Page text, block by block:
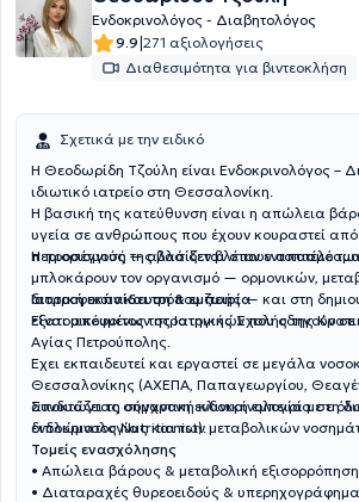
Ενδοκρινολόγος - Διαβητολόγος
9.9|271 αξιολογήσεις
Διαθεσιμότητα για βιντεοκλήση
Σχετικά με την ειδικό
Η Θεοδωρίδη Τζούλη είναι Ενδοκρινολόγος –
ιδιωτικό ιατρείο στη Θεσσαλονίκη.
Η βασική της κατεύθυνση είναι η απώλεια
υγεία σε ανθρώπους που έχουν κουραστεί από
περιορισμούς — αλλά δεν βλέπουν
Η προσέγγισή της βασίζεται στον εντοπισμό
μπλοκάρουν τον οργανισμό — ορμονικών,
διατροφικών και τρόπου ζωής — και στη
εξατομικευμένων στρατηγικών που οδηγούν
Iατρική εκπαίδευση & εμπειρία
Είναι απόφοιτος της Ιατρικής Σχολής της
Αγίας Πετρούπολης.
Έχει εκπαιδευτεί και εργαστεί σε μεγάλα
Θεσσαλονίκης (ΑΧΕΠΑ, Παπαγεωργίου,
αποκτώντας σημαντική κλινική εμπειρία σε
ενδοκρινολογίας και των μεταβολικών
Συνδυάζει τη σύγχρονη ενδοκρινολογία με τη
διπλώματος Nutritionist).
Τομείς ενασχόλησης
• Απώλεια βάρους & μεταβολική εξισορρόπηση
• Διαταραχές θυρεοειδούς & υπερηχογράφημα